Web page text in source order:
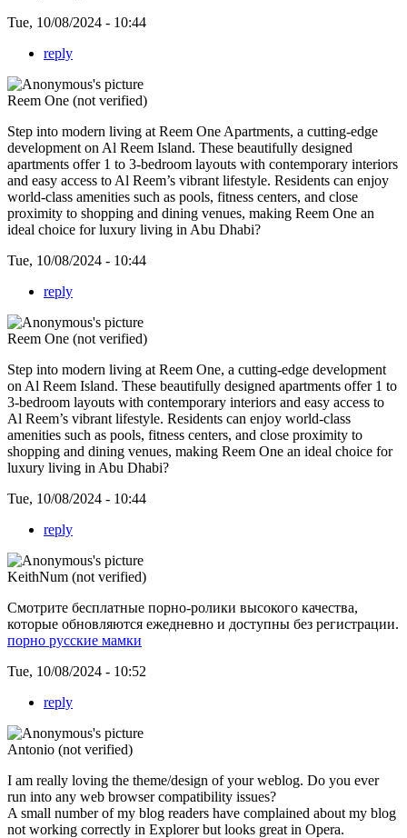
Tue, 10/08/2024 - 10:44
reply
Reem One (not verified)
Step into modern living at Reem One Apartments, a cutting-edge
development on Al Reem Island. These beautifully designed
apartments offer 1 to 3-bedroom layouts with contemporary interiors
and easy access to Al Reem’s vibrant lifestyle. Residents can enjoy
world-class amenities such as pools, fitness centers, and close
proximity to shopping and dining venues, making Reem One an
ideal choice for luxury living in Abu Dhabi?
Tue, 10/08/2024 - 10:44
reply
Reem One (not verified)
Step into modern living at Reem One, a cutting-edge development
on Al Reem Island. These beautifully designed apartments offer 1 to
3-bedroom layouts with contemporary interiors and easy access to
Al Reem’s vibrant lifestyle. Residents can enjoy world-class
amenities such as pools, fitness centers, and close proximity to
shopping and dining venues, making Reem One an ideal choice for
luxury living in Abu Dhabi?
Tue, 10/08/2024 - 10:44
reply
KeithNum (not verified)
Смотрите бесплатные порно-ролики высокого качества,
которые обновляются ежедневно и доступны без регистрации.
порно русские мамки
Tue, 10/08/2024 - 10:52
reply
Antonio (not verified)
I am really loving the theme/design of your weblog. Do you ever
run into any web browser compatibility issues?
A small number of my blog readers have complained about my blog
not working correctly in Explorer but looks great in Opera.